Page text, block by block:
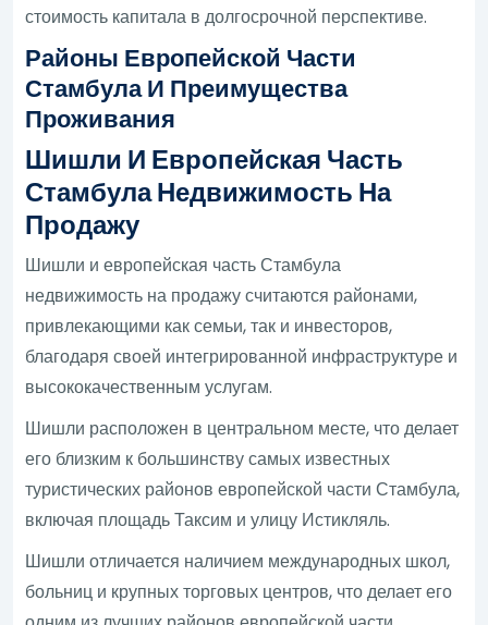
стоимость капитала в долгосрочной перспективе.
Районы Европейской Части
Стамбула И Преимущества
Проживания
Шишли И Европейская Часть
Стамбула Недвижимость На
Продажу
Шишли и европейская часть Стамбула
недвижимость на продажу считаются районами,
привлекающими как семьи, так и инвесторов,
благодаря своей интегрированной инфраструктуре и
высококачественным услугам.
Шишли расположен в центральном месте, что делает
его близким к большинству самых известных
туристических районов европейской части Стамбула,
включая площадь Таксим и улицу Истикляль.
Шишли отличается наличием международных школ,
больниц и крупных торговых центров, что делает его